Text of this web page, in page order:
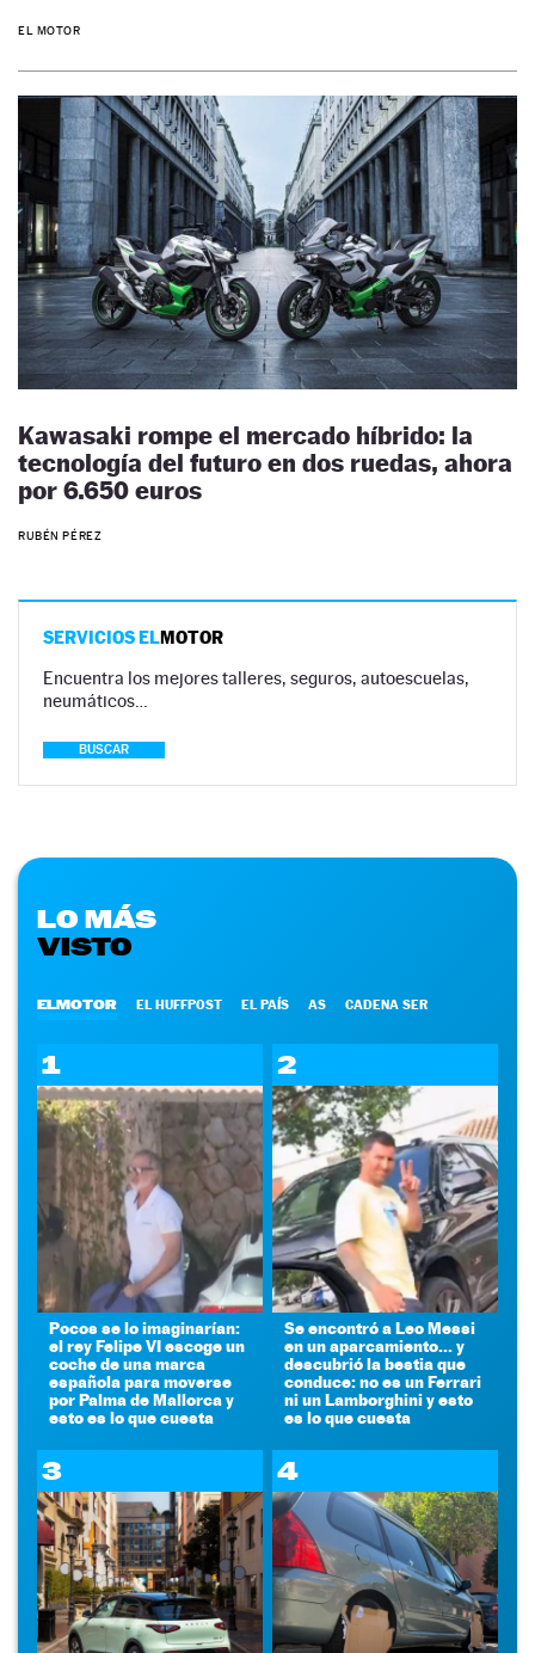
EL MOTOR
Kawasaki rompe el mercado híbrido: la
tecnología del futuro en dos ruedas, ahora
por 6.650 euros
RUBÉN PÉREZ
SERVICIOS ELMOTOR
Encuentra los mejores talleres, seguros, autoescuelas,
neumáticos…
BUSCAR
LO MÁS
VISTO
ELMOTOR EL HUFFPOST EL PAÍS AS CADENA SER
1
Pocos se lo imaginarían:
el rey Felipe VI escoge un
coche de una marca
española para moverse
por Palma de Mallorca y
esto es lo que cuesta
2
Se encontró a Leo Messi
en un aparcamiento... y
descubrió la bestia que
conduce: no es un Ferrari
ni un Lamborghini y esto
es lo que cuesta
3 4